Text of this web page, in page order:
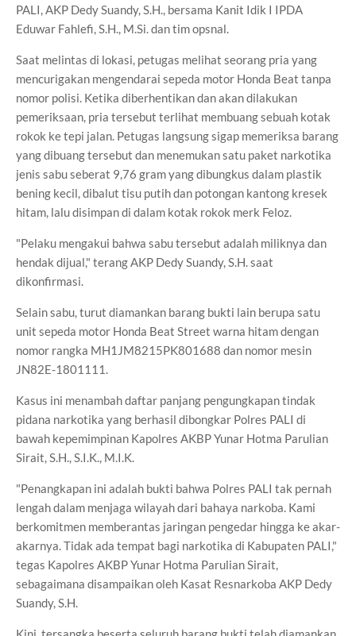
PALI, AKP Dedy Suandy, S.H., bersama Kanit Idik I IPDA
Eduwar Fahlefi, S.H., M.Si. dan tim opsnal.
Saat melintas di lokasi, petugas melihat seorang pria yang
mencurigakan mengendarai sepeda motor Honda Beat tanpa
nomor polisi. Ketika diberhentikan dan akan dilakukan
pemeriksaan, pria tersebut terlihat membuang sebuah kotak
rokok ke tepi jalan. Petugas langsung sigap memeriksa barang
yang dibuang tersebut dan menemukan satu paket narkotika
jenis sabu seberat 9,76 gram yang dibungkus dalam plastik
bening kecil, dibalut tisu putih dan potongan kantong kresek
hitam, lalu disimpan di dalam kotak rokok merk Feloz.
"Pelaku mengakui bahwa sabu tersebut adalah miliknya dan
hendak dijual," terang AKP Dedy Suandy, S.H. saat
dikonfirmasi.
Selain sabu, turut diamankan barang bukti lain berupa satu
unit sepeda motor Honda Beat Street warna hitam dengan
nomor rangka MH1JM8215PK801688 dan nomor mesin
JN82E-1801111.
Kasus ini menambah daftar panjang pengungkapan tindak
pidana narkotika yang berhasil dibongkar Polres PALI di
bawah kepemimpinan Kapolres AKBP Yunar Hotma Parulian
Sirait, S.H., S.I.K., M.I.K.
"Penangkapan ini adalah bukti bahwa Polres PALI tak pernah
lengah dalam menjaga wilayah dari bahaya narkoba. Kami
berkomitmen memberantas jaringan pengedar hingga ke akar-
akarnya. Tidak ada tempat bagi narkotika di Kabupaten PALI,"
tegas Kapolres AKBP Yunar Hotma Parulian Sirait,
sebagaimana disampaikan oleh Kasat Resnarkoba AKP Dedy
Suandy, S.H.